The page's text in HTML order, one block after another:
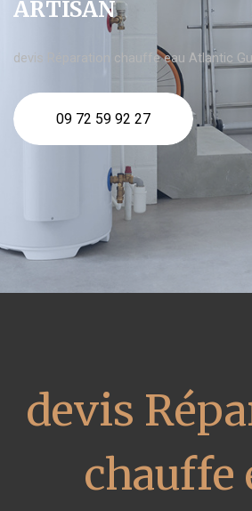
ARTISAN
devis Réparation chauffe eau Atlantic
09 72 59 92 27
devis
chauffe